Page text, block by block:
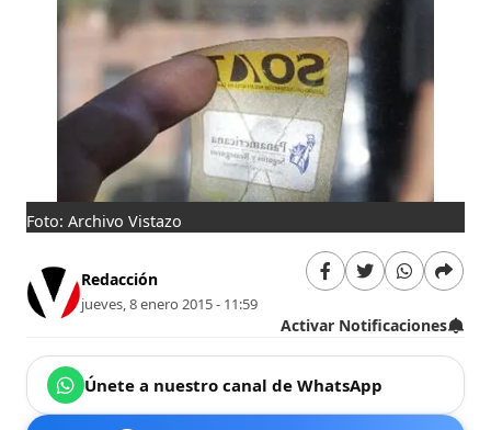
Foto: Archivo Vistazo
Redacción
jueves, 8 enero 2015 - 11:59
Activar Notificaciones
Únete a nuestro canal de WhatsApp